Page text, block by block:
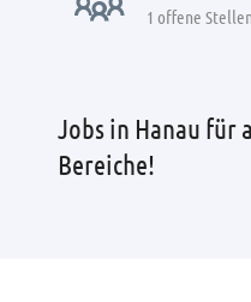
1 offene Stellen
Jobs in Hanau für
Bereiche!